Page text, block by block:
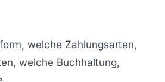
welche Zahlungsarten,
welche Buchhaltung,